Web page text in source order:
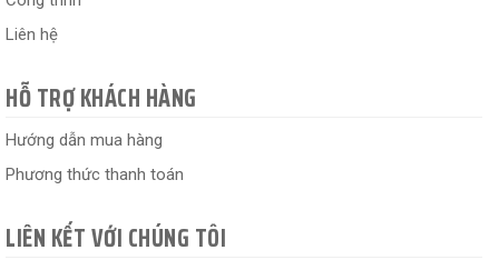
Liên hệ
HỖ TRỢ KHÁCH HÀNG
Hướng dẫn mua hàng
Phương thức thanh toán
LIÊN KẾT VỚI CHÚNG TÔI